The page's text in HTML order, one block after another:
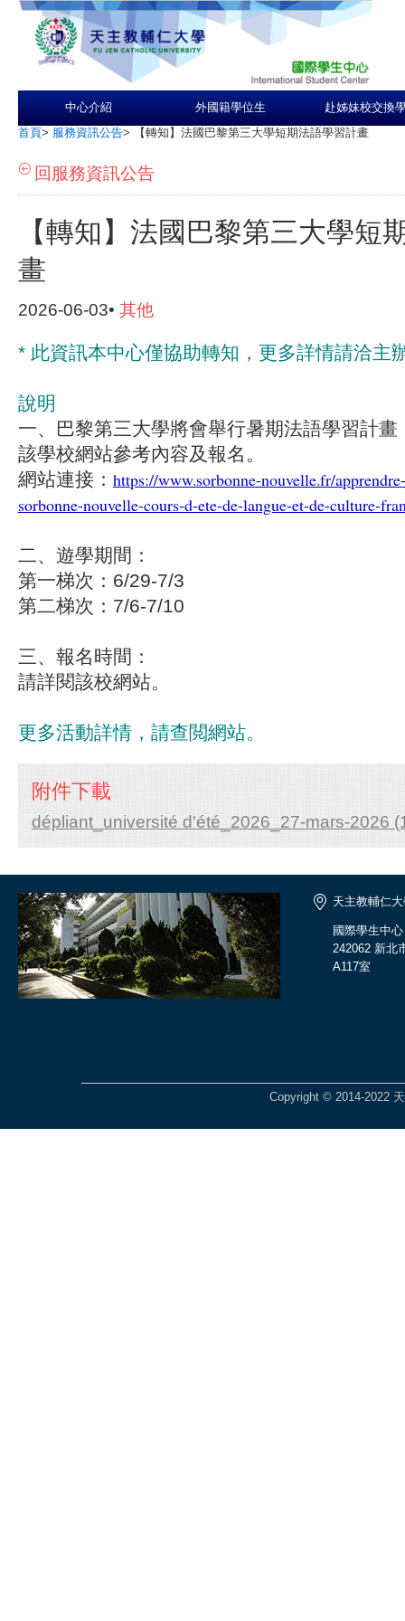
中心介紹 外國籍學位生 赴姊妹校交換
首頁> 服務資訊公告> 【轉知】法國巴黎第三大學短期法語學習計畫
回服務資訊公告
【轉知】法國巴黎第三大學短
畫
2026-06-03• 其他
* 此資訊本中心僅協助轉知， 更多詳情請洽主
說明
一、巴黎第三大學將會舉行暑期法語學習計
該學校網站參考內容及報名。
網站連接： https://www.sorbonne-nouvelle.fr/
sorbonne-nouvelle-cours-d-ete-de-langue-et-de-culture-
二、遊學期間：
第一梯次：6/29-7/3
第二梯次：7/6-7/10
三、報名時間：
請詳閱該校網站。
更多活動詳情，請查閲網站。
附件下載
dépliant_université d'été_2026_27-mars-2026
天主教輔仁
國際學生中心
242062 新北
A117室
Copyright © 2014-2022